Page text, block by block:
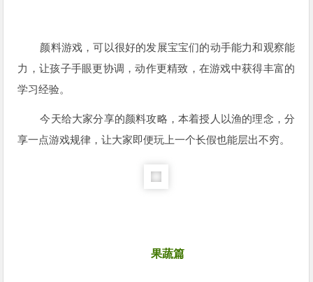
颜料游戏，可以很好的发展宝宝们的动手能力和观察能
力，让孩子手眼更协调，动作更精致，在游戏中获得丰富的
学习经验。
今天给大家分享的颜料攻略，本着授人以渔的理念，分
享一点游戏规律，让大家即便玩上一个长假也能层出不穷。
果蔬篇